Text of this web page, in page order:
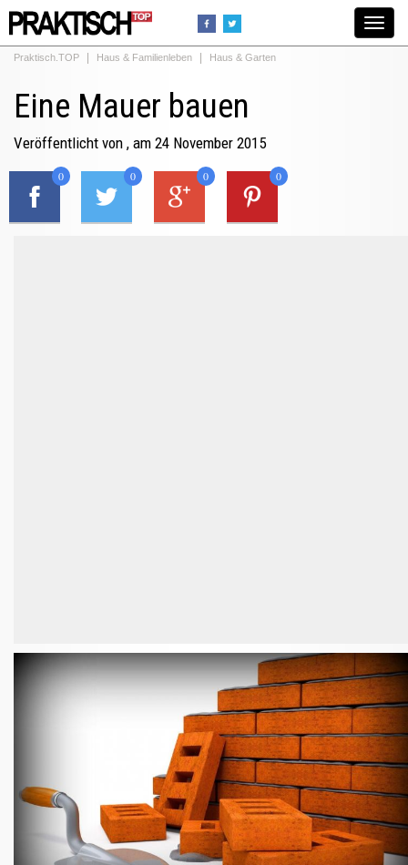
Toggle
Praktisch.TOP Haus & Familienleben Haus & Garten
Eine Mauer bauen
Veröffentlicht von , am 24 November 2015
0 0 0 0